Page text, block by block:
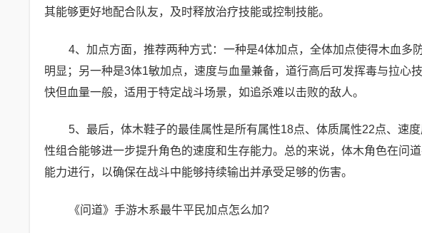
其能够更好地配合队友，及时释放治疗技能或控制技能。
4、加点方面，推荐两种方式：一种是4体加点，全体加点使得木血多
明显；另一种是3体1敏加点，速度与血量兼备，道行高后可发挥毒与拉心
快但血量一般，适用于特定战斗场景，如追杀难以击败的敌人。
5、最后，体木鞋子的最佳属性是所有属性18点、体质属性22点、速
性组合能够进一步提升角色的速度和生存能力。总的来说，体木角色在问
能力进行，以确保在战斗中能够持续输出并承受足够的伤害。
《问道》手游木系最牛平民加点怎么加?